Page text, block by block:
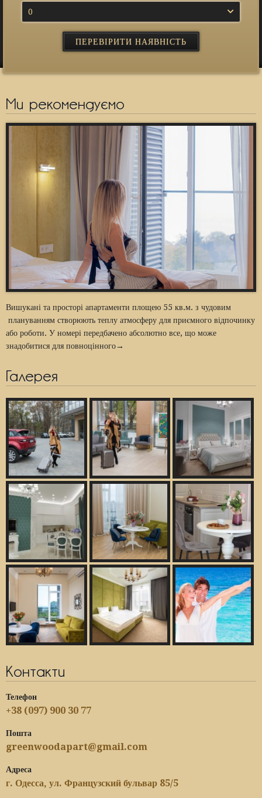
0
Ми рекомендуємо
Вишукані та просторі апартаменти площею 55 кв.м. з чудовим
плануванням створюють теплу атмосферу для приємного відпочинку
або роботи. У номері передбачено абсолютно все, що може
знадобитися для повноцінного→
Галерея
Контакти
Телефон
+38 (097) 900 30 77
Пошта
greenwoodapart@gmail.com
Адреса
г. Одесса, ул. Французский бульвар 85/5